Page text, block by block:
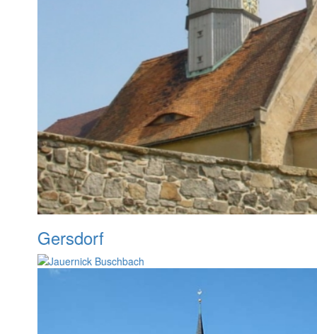
Gersdorf